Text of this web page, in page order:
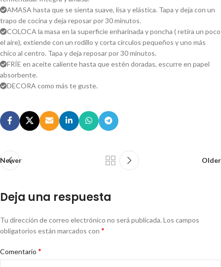
AMASA hasta que se sienta suave, lisa y elástica. Tapa y deja con un
trapo de cocina y deja reposar por 30 minutos.
COLOCA la masa en la superficie enharinada y poncha ( retira un poco
el aire), extiende con un rodillo y corta círculos pequeños y uno más
chico al centro. Tapa y deja reposar por 30 minutos.
FRÍE en aceite caliente hasta que estén doradas, escurre en papel
absorbente.
DECORA como más te guste.
Newer Older
Deja una respuesta
Tu dirección de correo electrónico no será publicada. Los campos
obligatorios están marcados con *
Comentario *